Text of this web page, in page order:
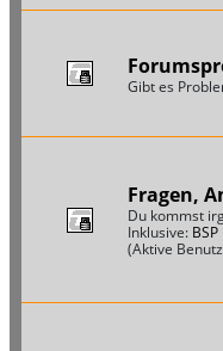
Gibt es
Fragen,
Du kommst
Inklusive:
(Aktive